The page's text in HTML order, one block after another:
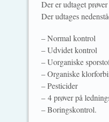
Der er udtaget
Der udtages
– Normal kontrol
– Udvidet kontrol
– Uorganiske
– Organiske
– Pesticider
– 4 prøver på
– Boringskontrol.